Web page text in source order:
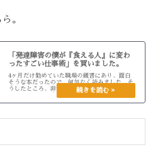
。
「発達障害の僕が『食える人』に変わ
ったすごい仕事術」を買いました。
4ヶ月だけ勤めていた職場の蔵書にあり、面白
そうな本だったので、何気なく読みました。そ
うしたところ、非常に面白くて「そうだ！ そ
の通りだ！」と強く同意できる部分がたくさん
ありました。私が漠然と思っていることを、私